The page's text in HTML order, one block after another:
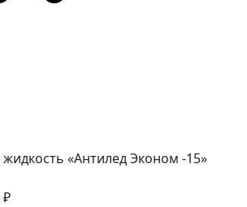
«Антилед Эконом -15»
₽